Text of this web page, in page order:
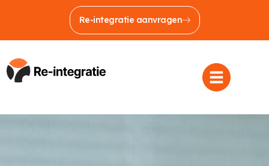
Re-integratie aanvragen